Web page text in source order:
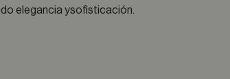
elegancia ysofisticación.